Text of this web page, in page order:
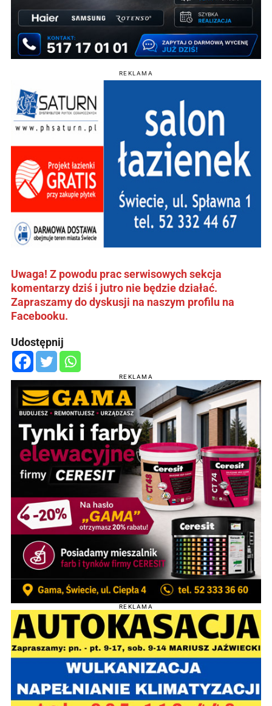
REKLAMA
Uwaga! Z powodu prac serwisowych sekcja
komentarzy dziś i jutro nie będzie działać.
Zapraszamy do dyskusji na naszym profilu na
Facebooku.
Udostępnij
REKLAMA
REKLAMA